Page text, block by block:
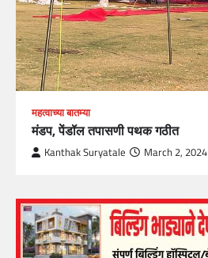
महत्वाच्या बातम्या
मंडप, पेंडॉल तपासणी पथक गठीत
Kanthak Suryatale March 2, 2024